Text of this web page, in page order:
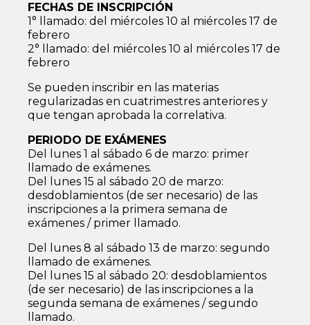
FECHAS DE INSCRIPCIÓN
1° llamado: del miércoles 10 al miércoles 17 de
febrero
2° llamado: del miércoles 10 al miércoles 17 de
febrero
Se pueden inscribir en las materias
regularizadas en cuatrimestres anteriores y
que tengan aprobada la correlativa.
PERIODO DE EXÁMENES
Del lunes 1 al sábado 6 de marzo: primer
llamado de exámenes.
Del lunes 15 al sábado 20 de marzo:
desdoblamientos (de ser necesario) de las
inscripciones a la primera semana de
exámenes / primer llamado.
Del lunes 8 al sábado 13 de marzo: segundo
llamado de exámenes.
Del lunes 15 al sábado 20: desdoblamientos
(de ser necesario) de las inscripciones a la
segunda semana de exámenes / segundo
llamado.